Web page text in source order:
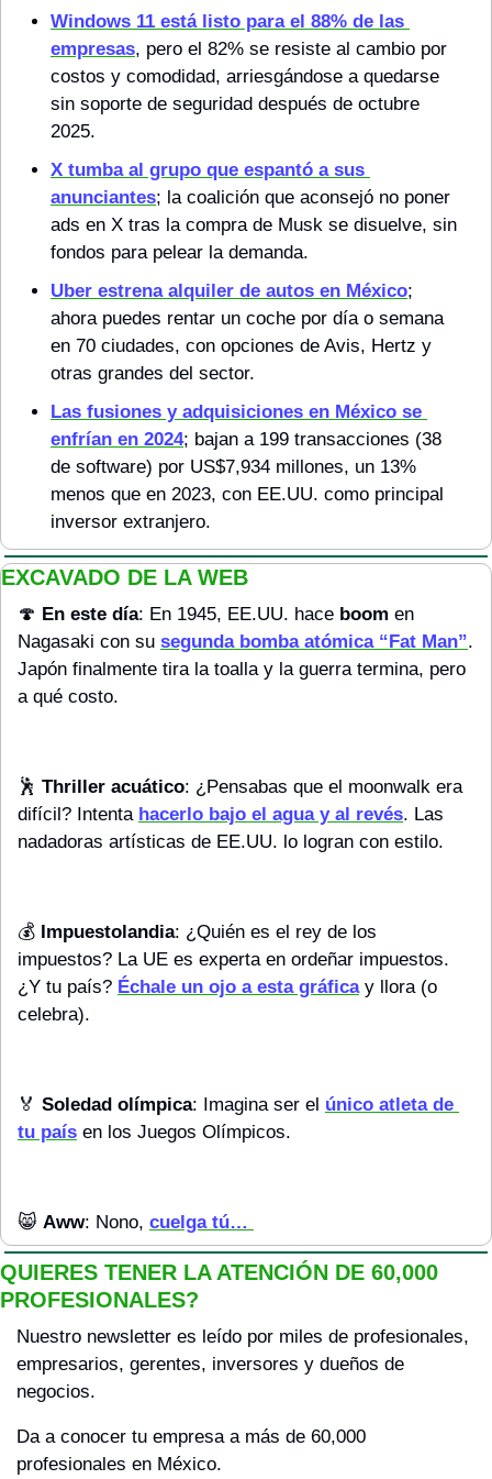
Windows 11 está listo para el 88% de las
empresas, pero el 82% se resiste al cambio por
costos y comodidad, arriesgándose a quedarse
sin soporte de seguridad después de octubre
2025.
X tumba al grupo que espantó a sus
anunciantes; la coalición que aconsejó no poner
ads en X tras la compra de Musk se disuelve, sin
fondos para pelear la demanda.
Uber estrena alquiler de autos en México;
ahora puedes rentar un coche por día o semana
en 70 ciudades, con opciones de Avis, Hertz y
otras grandes del sector.
Las fusiones y adquisiciones en México se
enfrían en 2024; bajan a 199 transacciones (38
de software) por US$7,934 millones, un 13%
menos que en 2023, con EE.UU. como principal
inversor extranjero.
EXCAVADO DE LA WEB
🍄 En este día: En 1945, EE.UU. hace boom en
Nagasaki con su segunda bomba atómica “Fat Man”.
Japón finalmente tira la toalla y la guerra termina, pero
a qué costo.
🕺 Thriller acuático: ¿Pensabas que el moonwalk era
difícil? Intenta hacerlo bajo el agua y al revés. Las
nadadoras artísticas de EE.UU. lo logran con estilo.
💰 Impuestolandia: ¿Quién es el rey de los
impuestos? La UE es experta en ordeñar impuestos.
¿Y tu país? Échale un ojo a esta gráfica y llora (o
celebra).
🏅 Soledad olímpica: Imagina ser el único atleta de
tu país en los Juegos Olímpicos.
😸 Aww: Nono, cuelga tú…
QUIERES TENER LA ATENCIÓN DE 60,000
PROFESIONALES?
Nuestro newsletter es leído por miles de profesionales,
empresarios, gerentes, inversores y dueños de
negocios.
Da a conocer tu empresa a más de 60,000
profesionales en México.